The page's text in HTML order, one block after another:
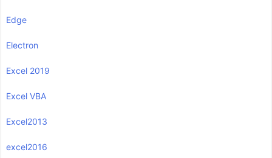
Edge
Electron
Excel 2019
Excel VBA
Excel2013
excel2016